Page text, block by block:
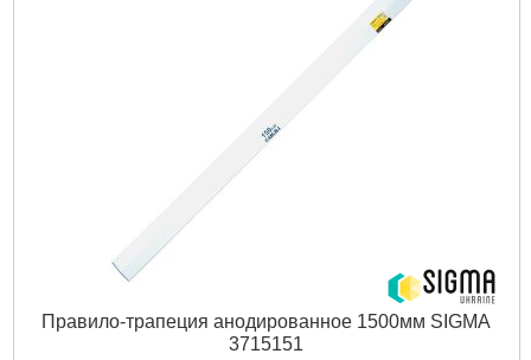
Правило-трапеция анодированное 1500мм SIGMA
3715151